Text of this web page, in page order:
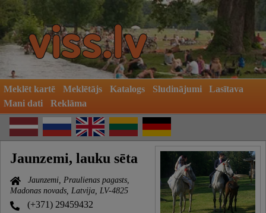
Meklēt kartē Meklētājs Katalogs Sludinājumi
Lasītava
Mani dati
Reklāma
Jaunzemi, lauku sēta
Jaunzemi, Praulienas pagasts,
Madonas novads, Latvija, LV-4825
(+371) 29459432